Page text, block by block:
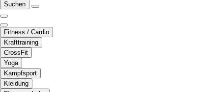
Suchen
Fitness / Cardio
Krafttraining
CrossFit
Yoga
Kampfsport
Kleidung